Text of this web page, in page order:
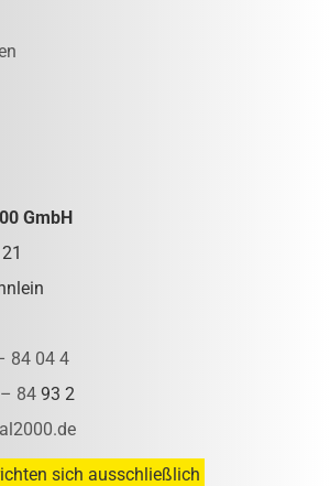
GmbH
84 04 4
84 93 2
sich ausschließlich